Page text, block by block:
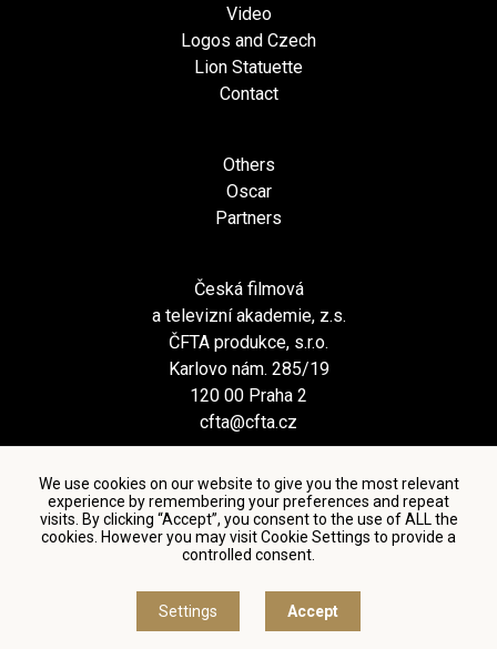
We use cookies on our website to give you the most relevant
experience by remembering your preferences and repeat
visits. By clicking “Accept”, you consent to the use of ALL the
cookies. However you may visit Cookie Settings to provide a
controlled consent.
Settings Accept
Video
Logos and Czech
Lion Statuette
Contact
Others
Oscar
Partners
Česká filmová
a televizní akademie, z.s.
ČFTA produkce, s.r.o.
Karlovo nám. 285/19
120 00 Praha 2
cfta@cfta.cz
Terms and conditions of using personal data and privacy
policy|Cookie settings
© Česká filmová a televizní akademie, 2018 - 2026